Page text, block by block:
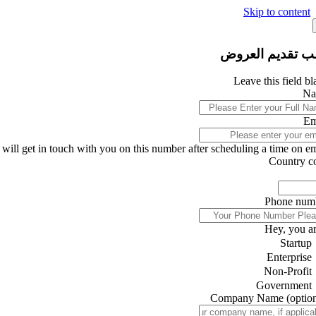
Skip to content
تقديم العروض
Leave this field
get in touch with you on this number after scheduling a time on
Country
Phone
Hey, you
Startup
Enterprise
Non-Profit
Government
Company Name